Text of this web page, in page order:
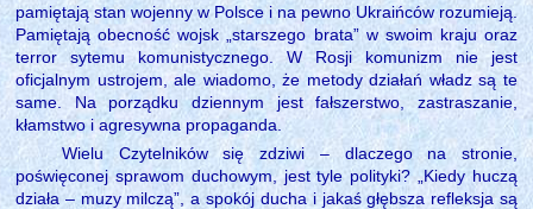
pamiętają stan wojenny w Polsce i na pewno Ukraińców rozumieją.
Pamiętają obecność wojsk „starszego brata” w swoim kraju oraz
terror sytemu komunistycznego. W Rosji komunizm nie jest
oficjalnym ustrojem, ale wiadomo, że metody działań władz są te
same. Na porządku dziennym jest fałszerstwo, zastraszanie,
kłamstwo i agresywna propaganda.
Wielu Czytelników się zdziwi – dlaczego na stronie,
poświęconej sprawom duchowym, jest tyle polityki? „Kiedy huczą
działa – muzy milczą”, a spokój ducha i jakaś głębsza refleksja są